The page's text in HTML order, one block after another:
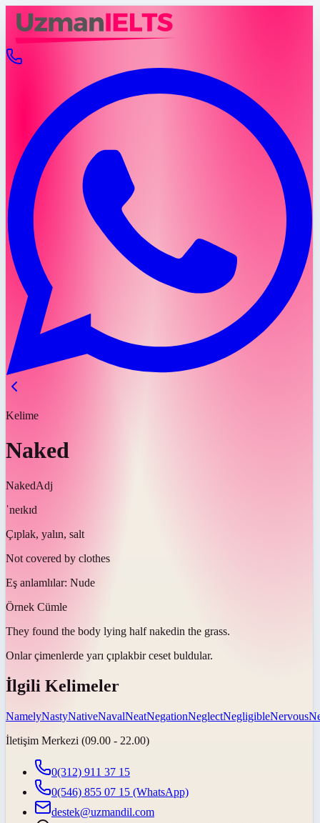
Kelime
Naked
NakedAdj
ˈneɪkɪd
Çıplak, yalın, salt
Not covered by clothes
Eş anlamlılar: Nude
Örnek Cümle
They found the body lying half nakedin the grass.
Onlar çimenlerde yarı çıplakbir ceset buldular.
İlgili Kelimeler
NamelyNastyNativeNavalNeatNegationNeglectNegligibleNervous
İletişim Merkezi (09.00 - 22.00)
0(312) 911 37 15
0(546) 855 07 15 (WhatsApp)
destek@uzmandil.com